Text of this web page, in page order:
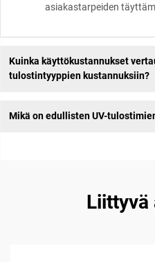
asiakastarpeiden
Kuinka käyttökustannukset
tulostintyyppien kustannuksiin?
Mikä on edullisten UV-
Liittyvä